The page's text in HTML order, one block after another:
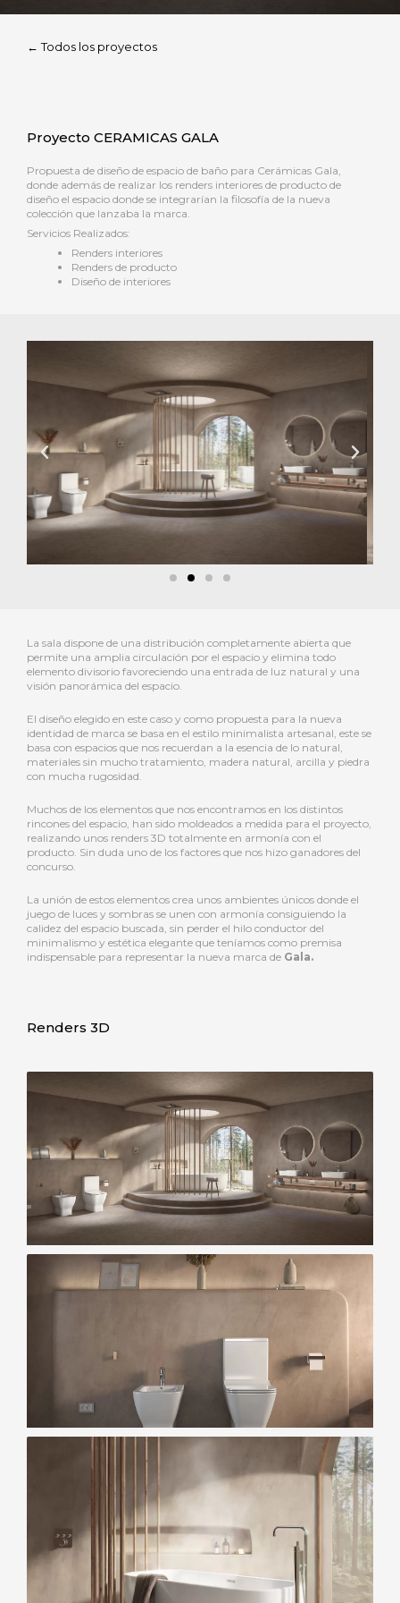
← Todos los proyectos
Proyecto CERAMICAS GALA
Propuesta de diseño de espacio de baño para Cerámicas Gala,
donde además de realizar los renders interiores de producto de
diseño el espacio donde se integrarían la filosofía de la nueva
colección que lanzaba la marca.
Servicios Realizados:
Renders interiores
Renders de producto
Diseño de interiores
La sala dispone de una distribución completamente abierta que
permite una amplia circulación por el espacio y elimina todo
elemento divisorio favoreciendo una entrada de luz natural y una
visión panorámica del espacio.
El diseño elegido en este caso y como propuesta para la nueva
identidad de marca se basa en el estilo minimalista artesanal, este se
basa con espacios que nos recuerdan a la esencia de lo natural,
materiales sin mucho tratamiento, madera natural, arcilla y piedra
con mucha rugosidad.
Muchos de los elementos que nos encontramos en los distintos
rincones del espacio, han sido moldeados a medida para el proyecto,
realizando unos renders 3D totalmente en armonía con el
producto. Sin duda uno de los factores que nos hizo ganadores del
concurso.
La unión de estos elementos crea unos ambientes únicos donde el
juego de luces y sombras se unen con armonía consiguiendo la
calidez del espacio buscada, sin perder el hilo conductor del
minimalismo y estética elegante que teníamos como premisa
indispensable para representar la nueva marca de Gala.
Renders 3D